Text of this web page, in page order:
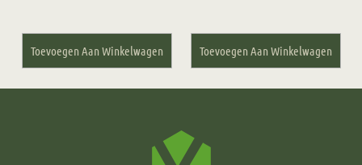
Toevoegen Aan Winkelwagen Toevoegen Aan Winkelwagen